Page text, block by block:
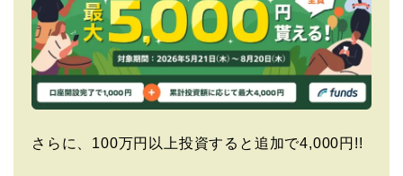
さらに、100万円以上投資すると追加で4,000円!!